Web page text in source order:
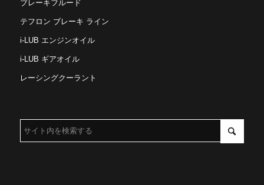
ブレーキフルード
テフロン ブレーキ ライン
i-LUB エンジンオイル
i-LUB ギアオイル
レーシングクーラント